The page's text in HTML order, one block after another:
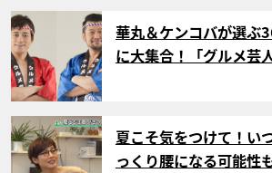
サムネイル
華丸＆ケンコバが選ぶ
に大集合！「グルメ芸
サムネイル
夏こそ気をつけて！い
っくり腰になる可能